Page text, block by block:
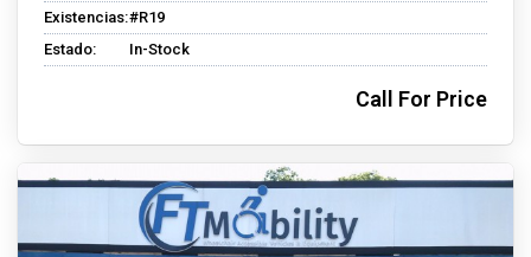
Existencias:#R19
Estado:
In-Stock
Call For Price